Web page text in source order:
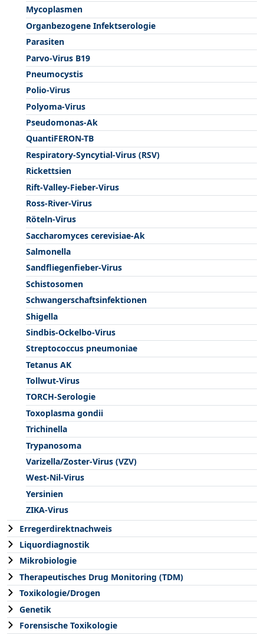
Mycoplasmen
Organbezogene Infektserologie
Parasiten
Parvo-Virus B19
Pneumocystis
Polio-Virus
Polyoma-Virus
Pseudomonas-Ak
QuantiFERON-TB
Respiratory-Syncytial-Virus (RSV)
Rickettsien
Rift-Valley-Fieber-Virus
Ross-River-Virus
Röteln-Virus
Saccharomyces cerevisiae-Ak
Salmonella
Sandfliegenfieber-Virus
Schistosomen
Schwangerschaftsinfektionen
Shigella
Sindbis-Ockelbo-Virus
Streptococcus pneumoniae
Tetanus AK
Tollwut-Virus
TORCH-Serologie
Toxoplasma gondii
Trichinella
Trypanosoma
Varizella/Zoster-Virus (VZV)
West-Nil-Virus
Yersinien
ZIKA-Virus
Erregerdirektnachweis
Liquordiagnostik
Mikrobiologie
Therapeutisches Drug Monitoring (TDM)
Toxikologie/Drogen
Genetik
Forensische Toxikologie